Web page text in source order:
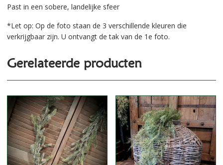
Past in een sobere, landelijke sfeer
*Let op: Op de foto staan de 3 verschillende kleuren die
verkrijgbaar zijn. U ontvangt de tak van de 1e foto.
Gerelateerde producten